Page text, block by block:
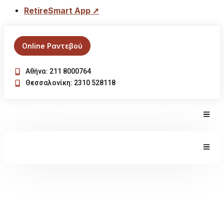
RetireSmart App ➚
Online Ραντεβού
Αθήνα: 211 8000764
Θεσσαλονίκη: 2310 528118